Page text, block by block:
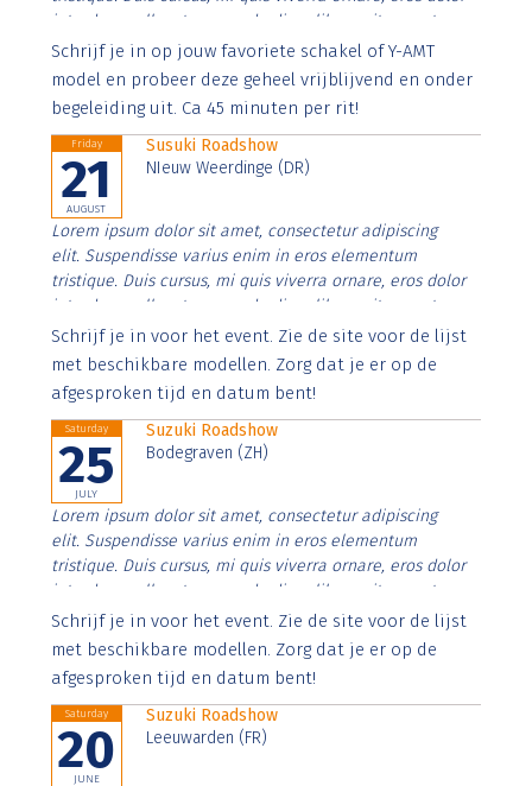
interdum nulla, ut commodo diam libero vitae erat.
Aenean faucibus nibh et justo cursus id rutrum lorem
imperdiet. Nunc ut sem vitae risus tristique posuere.
Schrijf je in op jouw favoriete schakel of Y-AMT
model en probeer deze geheel vrijblijvend en onder
begeleiding uit. Ca 45 minuten per rit!
Friday
21
AUGUST
Susuki Roadshow
NIeuw Weerdinge (DR)
Lorem ipsum dolor sit amet, consectetur adipiscing
elit. Suspendisse varius enim in eros elementum
tristique. Duis cursus, mi quis viverra ornare, eros dolor
interdum nulla, ut commodo diam libero vitae erat.
Aenean faucibus nibh et justo cursus id rutrum lorem
imperdiet. Nunc ut sem vitae risus tristique posuere.
Schrijf je in voor het event. Zie de site voor de lijst
met beschikbare modellen. Zorg dat je er op de
afgesproken tijd en datum bent!
Saturday
25
JULY
Suzuki Roadshow
Bodegraven (ZH)
Lorem ipsum dolor sit amet, consectetur adipiscing
elit. Suspendisse varius enim in eros elementum
tristique. Duis cursus, mi quis viverra ornare, eros dolor
interdum nulla, ut commodo diam libero vitae erat.
Aenean faucibus nibh et justo cursus id rutrum lorem
imperdiet. Nunc ut sem vitae risus tristique posuere.
Schrijf je in voor het event. Zie de site voor de lijst
met beschikbare modellen. Zorg dat je er op de
afgesproken tijd en datum bent!
Saturday
20
JUNE
Suzuki Roadshow
Leeuwarden (FR)